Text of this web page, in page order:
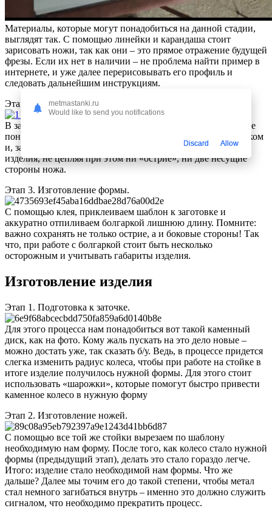
Материалы, которые могут понадобиться на данной стадии,
выглядят так. С помощью линейки и карандаша стоит
зарисовать ножи, так как они – это прямое отражение будущей
фрезы. Если их нет в наличии – не проблема найти пример в
интернете, и уже далее перерисовывать его профиль и
следовать дальнейшим инструкциям.
Этап 2. Вырезаем форму.
В зависимости от того, какое количество ножей нам в итоге
понадобится, отсчитываем необходимое количество листиком
и, захватывая их, аккуратно вырезаем форму будущего
изделия, не цепляя при этом ни «острие», ни две несущие
стороны ножа.
Этап 3. Изготовление формы.
С помощью клея, приклеиваем шаблон к заготовке и
аккуратно отпиливаем болгаркой лишнюю длину. Помните:
важно сохранять не только острие, а и боковые стороны! Так
что, при работе с болгаркой стоит быть несколько
осторожным и учитывать габариты изделия.
Изготовление изделия
Этап 1. Подготовка к заточке.
Для этого процесса нам понадобиться вот такой каменный
диск, как на фото. Кому жаль пускать на это дело новые –
можно достать уже, так сказать б/у. Ведь, в процессе придется
слегка изменить радиус колеса, чтобы при работе на стойке в
итоге изделие получилось нужной формы. Для этого стоит
использовать «шарожки», которые помогут быстро привести
каменное колесо в нужную форму
Этап 2. Изготовление ножей.
С помощью все той же стойки вырезаем по шаблону
необходимую нам форму. После того, как колесо стало нужной
формы (предыдущий этап), делать это стало гораздо легче.
Итого: изделие стало необходимой нам формы. Что же
дальше? Далее мы точим его до такой степени, чтобы метал
стал немного загибаться внутрь – именно это должно служить
сигналом, что необходимо прекратить процесс.
metmastanki.ru
Would like to send you notifications
Discard Allow